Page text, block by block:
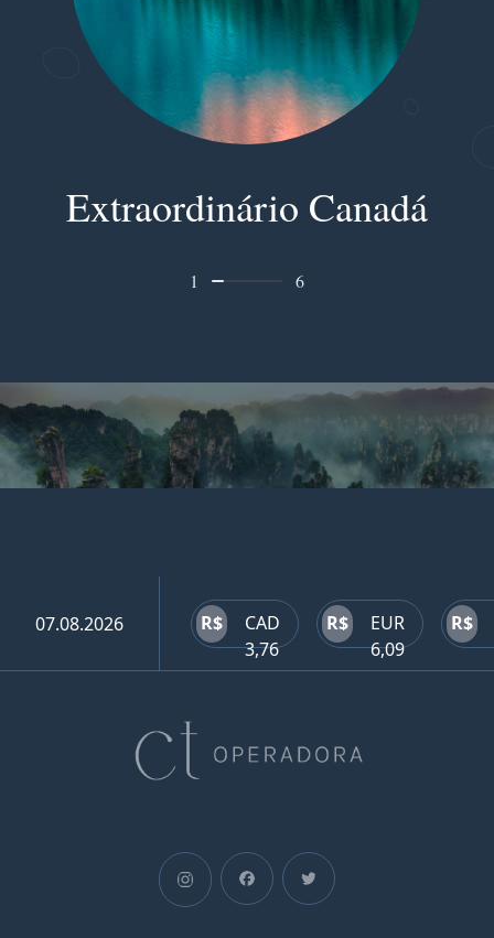
Extraordinário Canadá
1 6
07.08.2026 R$
CAD
3,76
R$
EUR
6,09
R$